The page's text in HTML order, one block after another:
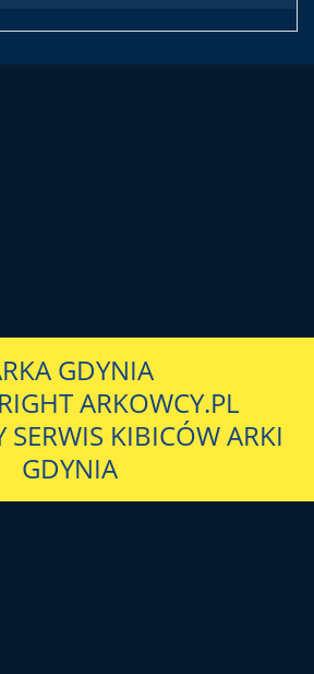
GDYNIA
ARKOWCY.PL
SERWIS KIBICÓW ARKI
GDYNIA